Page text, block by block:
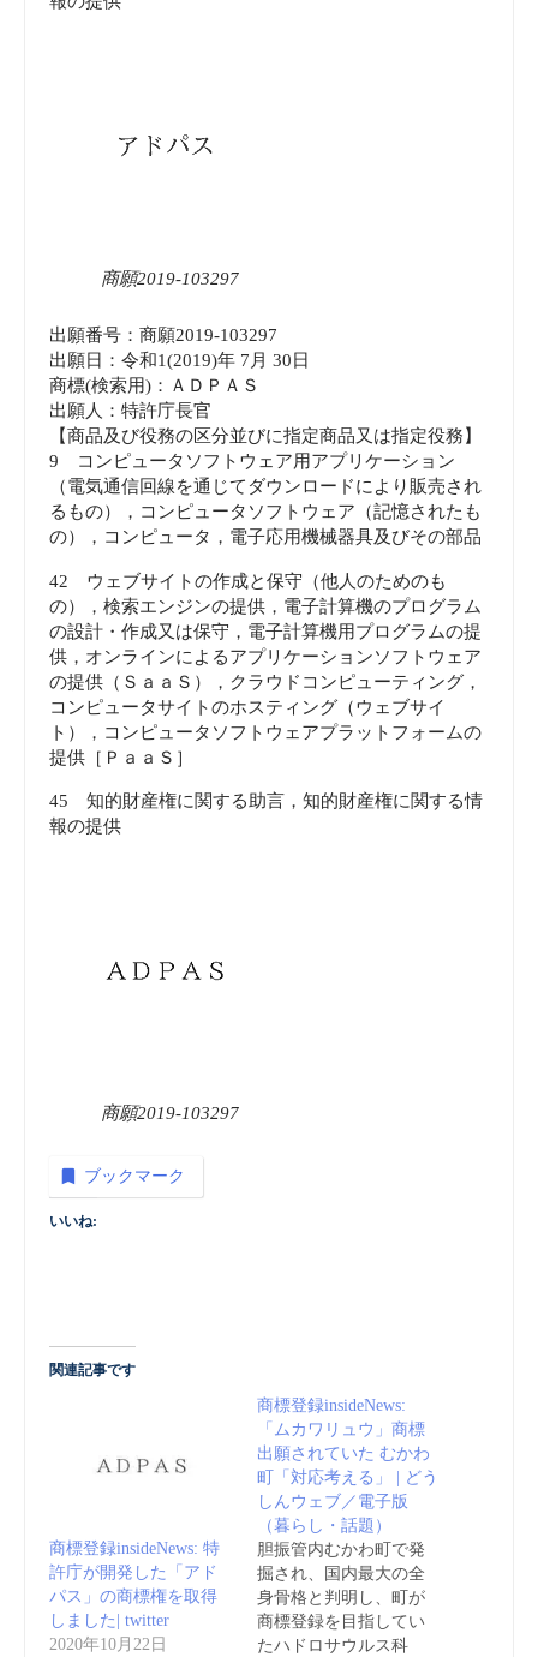
商願2019-103297
出願番号：商願2019-103297
出願日：令和1(2019)年 7月 30日
商標(検索用)：ＡＤＰＡＳ
出願人：特許庁長官
【商品及び役務の区分並びに指定商品又は指定役務】
9 コンピュータソフトウェア用アプリケーション
（電気通信回線を通じてダウンロードにより販売され
るもの），コンピュータソフトウェア（記憶されたも
の），コンピュータ，電子応用機械器具及びその部品
42 ウェブサイトの作成と保守（他人のためのも
の），検索エンジンの提供，電子計算機のプログラム
の設計・作成又は保守，電子計算機用プログラムの提
供，オンラインによるアプリケーションソフトウェア
の提供（ＳａａＳ），クラウドコンピューティング，
コンピュータサイトのホスティング（ウェブサイ
ト），コンピュータソフトウェアプラットフォームの
提供［ＰａａＳ］
45 知的財産権に関する助言，知的財産権に関する情
報の提供
商願2019-103297
ブックマーク
いいね:
関連記事です
商標登録insideNews: 特
許庁が開発した「アド
パス」の商標権を取得
しました| twitter
2020年10月22日
商標登録insideNews:
「ムカワリュウ」商標
出願されていた むかわ
町「対応考える」 | どう
しんウェブ／電子版
（暮らし・話題）
胆振管内むかわ町で発
掘され、国内最大の全
身骨格と判明し、町が
商標登録を目指してい
たハドロサウルス科